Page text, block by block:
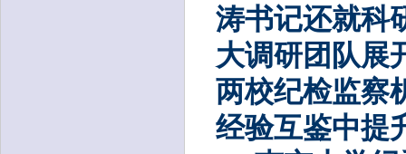
涛书记还就科
大调研团队展
两校纪检监察
经验互鉴中提